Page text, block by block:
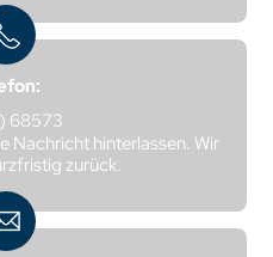
68573
Nachricht hinterlassen. Wir
zurück.